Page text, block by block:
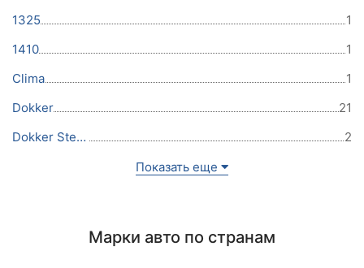
1325
1
1410
1
Clima
1
Dokker
21
Dokker Stepway
2
Показать еще
Марки авто по странам